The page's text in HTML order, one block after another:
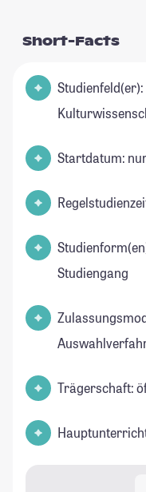
Short-Facts
Startdatum:
Studiengang
Trägerschaft: